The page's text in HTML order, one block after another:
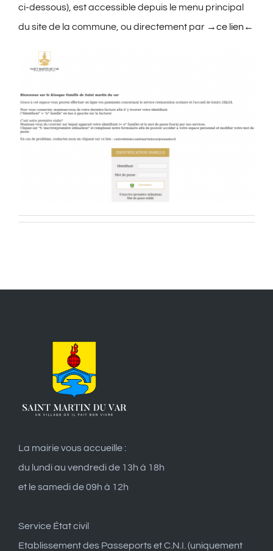
ci-dessous), est accessible depuis le menu principal
du site de la commune, ou directement par →ce lien←
La mairie vous accueille :
du lundi au vendredi de 13h à 18h
et le samedi de 09h à 12h
Service État civil
Etablissement des Passeports et C.N.I. (uniquement